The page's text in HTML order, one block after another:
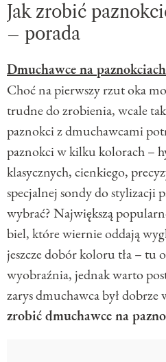
Jak zrobić
– porada
Dmuchawce na paznokciach
Choć na pierwszy rzut oka
trudne do zrobienia, wcale
paznokci z dmuchawcami
paznokci w kilku kolorach –
klasycznych, cienkiego,
specjalnej sondy do stylizacji
wybrać? Największą
biel, które wiernie oddają
jeszcze dobór koloru tła – tu
wyobraźnia, jednak warto
zarys dmuchawca był dobrze
zrobić dmuchawce na